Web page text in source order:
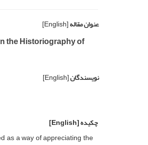
عنوان مقاله[English]
the Historiography of
نویسندگان[English]
چکیده[English]
as a way of appreciating the